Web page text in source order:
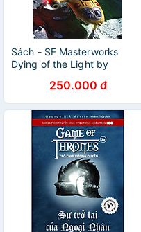
Sách - SF Masterworks
Dying of the Light by
Fantasy/ Khoa học viễn
tưởng/ English Book
250.000 đ